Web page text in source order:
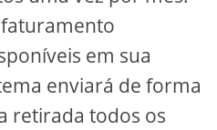
em sua
enviará de forma
retirada todos os